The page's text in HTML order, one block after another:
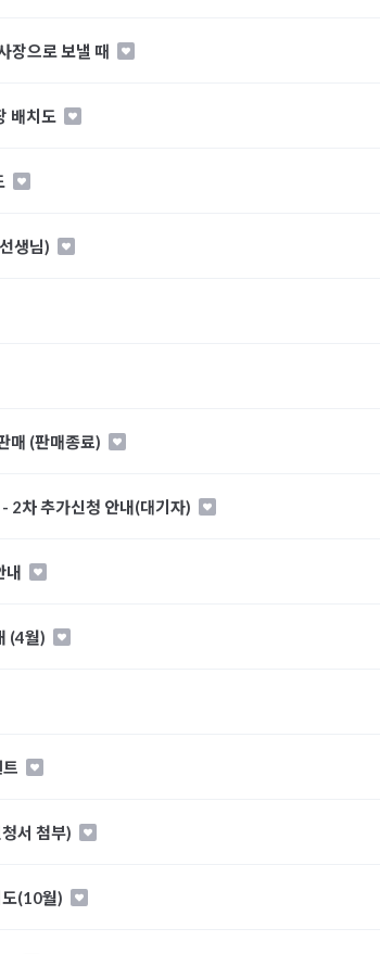
장으로 보낼 때
배치도
생님)
매 (판매종료)
2차 추가신청 안내(대기자)
내
(4월)
서 첨부)
(10월)